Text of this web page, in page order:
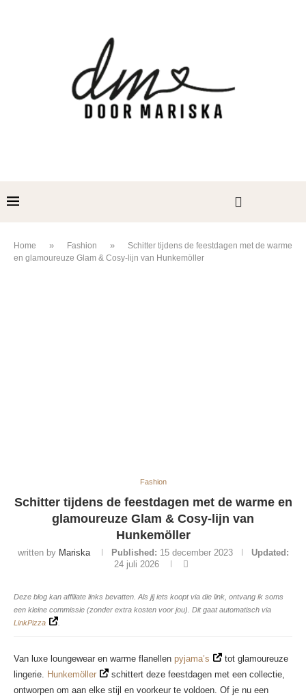
Home » Fashion »
Schitter tijdens de feestdagen met de warme
en glamoureuze Glam & Cosy-lijn van Hunkemöller
Fashion
Schitter tijdens de feestdagen met de warme en
glamoureuze Glam & Cosy-lijn van
Hunkemöller
written by Mariska Published: 15 december 2023
Updated:
24 juli 2026
Deze blog kan affiliate links bevatten. Als jij iets koopt via die link, ontvang ik soms
een kleine commissie (zonder extra kosten voor jou). Dit gaat automatisch via
LinkPizza
Van luxe loungewear en warme flanellen pyjama’s
tot glamoureuze
lingerie. Hunkemöller
schittert deze feestdagen met een collectie,
ontworpen om aan elke stijl en voorkeur te voldoen. Of je nu een